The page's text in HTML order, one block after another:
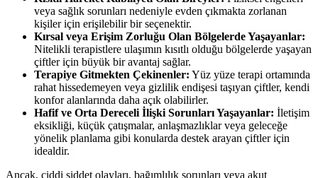
veya sağlık sorunları nedeniyle evden çıkmakta zorlanan
kişiler için erişilebilir bir seçenektir.
Kırsal veya Erişim Zorluğu Olan Bölgelerde Yaşayanlar:
Nitelikli terapistlere ulaşımın kısıtlı olduğu bölgelerde yaşayan
çiftler için büyük bir avantaj sağlar.
Terapiye Gitmekten Çekinenler: Yüz yüze terapi ortamında
rahat hissedemeyen veya gizlilik endişesi taşıyan çiftler, kendi
konfor alanlarında daha açık olabilirler.
Hafif ve Orta Dereceli İlişki Sorunları Yaşayanlar: İletişim
eksikliği, küçük çatışmalar, anlaşmazlıklar veya geleceğe
yönelik planlama gibi konularda destek arayan çiftler için
idealdir.
Ancak, ciddi şiddet olayları, bağımlılık sorunları veya akut